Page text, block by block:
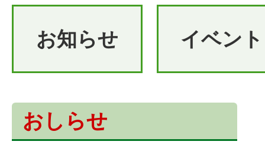
お知らせ イベント
おしらせ